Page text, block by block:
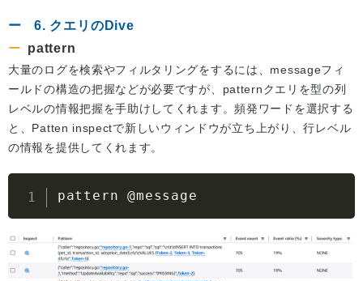
6. クエリのDive
pattern
大量のログを検索やフィルタリングをするには、messageフィ
ールドの構造の把握などが必要ですが、patternクエリを型の列
レベルの情報把握を手助けしてくれます。頻発ワードを選択する
と、Patten inspectで新しいウィンドウが立ち上がり、行レベル
の情報を提供してくれます。
pattern @message